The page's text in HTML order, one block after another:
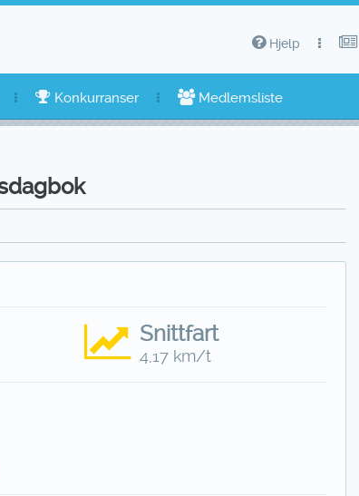
Hjelp
Konkurranser Medlemsliste
Snittfart
4,17 km/t